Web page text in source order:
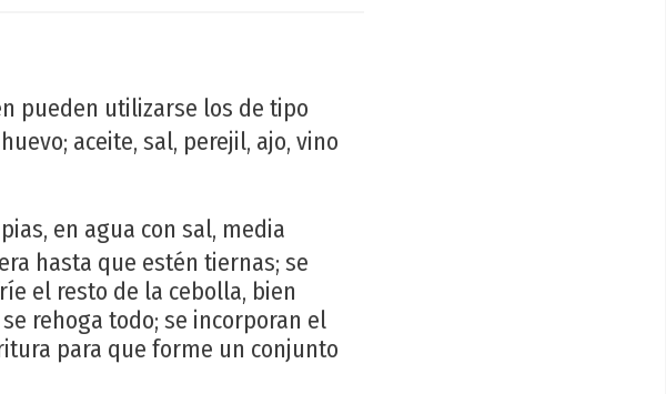
pueden utilizarse los de tipo
aceite, sal, perejil, ajo, vino
en agua con sal, media
hasta que estén tiernas; se
el resto de la cebolla, bien
rehoga todo; se incorporan el
para que forme un conjunto